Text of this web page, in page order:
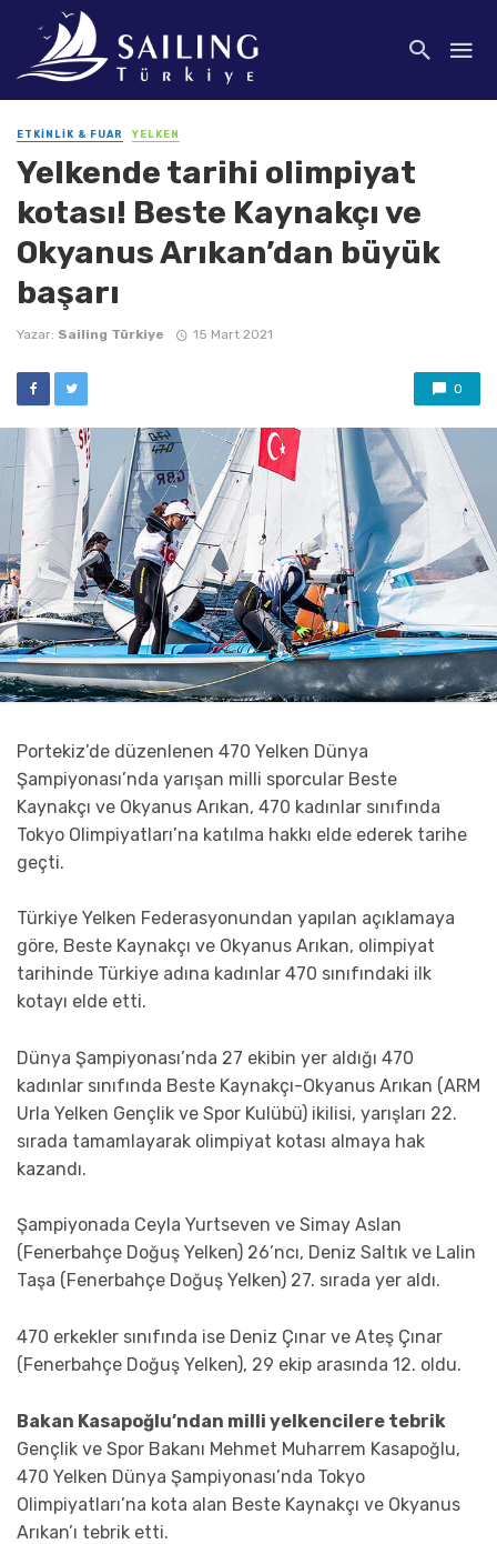
ETKINLIK & FUAR YELKEN
Yelkende tarihi olimpiyat
kotası! Beste Kaynakçı ve
Okyanus Arıkan’dan büyük
başarı
Yazar: Sailing Türkiye 15 Mart 2021
0
Portekiz’de düzenlenen 470 Yelken Dünya
Şampiyonası’nda yarışan milli sporcular Beste
Kaynakçı ve Okyanus Arıkan, 470 kadınlar sınıfında
Tokyo Olimpiyatları’na katılma hakkı elde ederek tarihe
geçti.
Türkiye Yelken Federasyonundan yapılan açıklamaya
göre, Beste Kaynakçı ve Okyanus Arıkan, olimpiyat
tarihinde Türkiye adına kadınlar 470 sınıfındaki ilk
kotayı elde etti.
Dünya Şampiyonası’nda 27 ekibin yer aldığı 470
kadınlar sınıfında Beste Kaynakçı-Okyanus Arıkan (ARM
Urla Yelken Gençlik ve Spor Kulübü) ikilisi, yarışları 22.
sırada tamamlayarak olimpiyat kotası almaya hak
kazandı.
Şampiyonada Ceyla Yurtseven ve Simay Aslan
(Fenerbahçe Doğuş Yelken) 26’ncı, Deniz Saltık ve Lalin
Taşa (Fenerbahçe Doğuş Yelken) 27. sırada yer aldı.
470 erkekler sınıfında ise Deniz Çınar ve Ateş Çınar
(Fenerbahçe Doğuş Yelken), 29 ekip arasında 12. oldu.
Bakan Kasapoğlu’ndan milli yelkencilere tebrik
Gençlik ve Spor Bakanı Mehmet Muharrem Kasapoğlu,
470 Yelken Dünya Şampiyonası’nda Tokyo
Olimpiyatları’na kota alan Beste Kaynakçı ve Okyanus
Arıkan’ı tebrik etti.